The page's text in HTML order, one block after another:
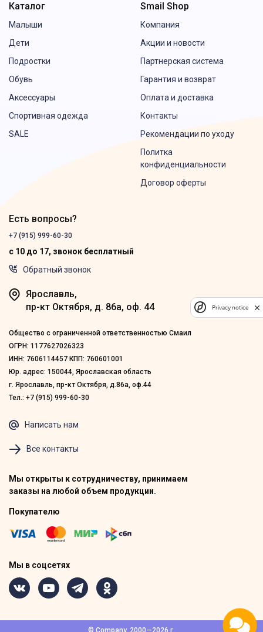
Каталог
Малыши
Дети
Подростки
Обувь
Аксессуары
Спортивная одежда
SALE
Smail Shop
Компания
Акции и новости
Партнерская система
Гарантия и возврат
Оплата и доставка
Контакты
Рекомендации по уходу
Политка
конфиденциальности
Договор оферты
Есть вопросы?
+7 (915) 999-60-30
с 10 до 17, звонок бесплатный
Обратный звонок
Ярославль,
пр-кт Октября, д. 86а, оф. 44
Общество с ограниченной ответственностью Смаил
ОГРН: 1177627026323
ИНН: 7606114457 КПП: 760601001
Юр. адрес: 150044, Ярославская область
г. Ярославль, пр-кт Октября, д.86а, оф.44
Тел.: +7 (915) 999-60-30
Написать нам
Все контакты
Мы открыты к сотрудничеству, принимаем
заказы на любой объем продукции.
Покупателю
Мы в соцсетях
© Company, 2000—2026 г.
Privacy notice